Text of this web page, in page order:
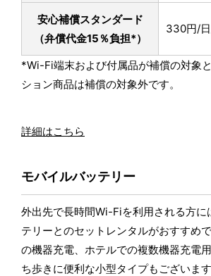
安心補償スタンダード
（弁償代金15％負担*）
330円/
*Wi-Fi端末および付属品が補償の対象
ション商品は補償の対象外です。
詳細はこちら
モバイルバッテリー
外出先で長時間Wi-Fiを利用される方に
テリーとのセットレンタルがおすすめ
の機器充電、ホテルでの複数機器充電
ち歩きに便利な小型タイプもございます